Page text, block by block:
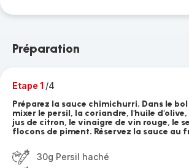
Préparation
Etape 1 /4
Préparez la sauce chimichurri. Dans le
mixer le persil, la coriandre, l'huile
jus de citron, le vinaigre de vin rouge, le
flocons de piment. Réservez la sauce au
30g Persil haché